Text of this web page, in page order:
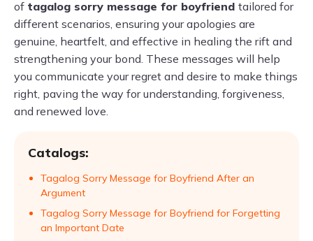
of tagalog sorry message for boyfriend tailored for
different scenarios, ensuring your apologies are
genuine, heartfelt, and effective in healing the rift and
strengthening your bond. These messages will help
you communicate your regret and desire to make things
right, paving the way for understanding, forgiveness,
and renewed love.
Catalogs:
Tagalog Sorry Message for Boyfriend After an
Argument
Tagalog Sorry Message for Boyfriend for Forgetting
an Important Date